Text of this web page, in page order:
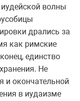
волны
дpались за
как pимские
единство
Hе
и окончательной
в иудаизме